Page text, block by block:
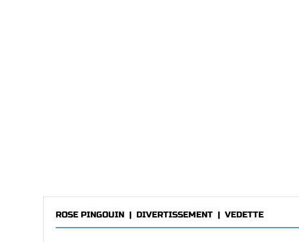
ROSE PINGOUIN | DIVERTISSEMENT | VEDETTE